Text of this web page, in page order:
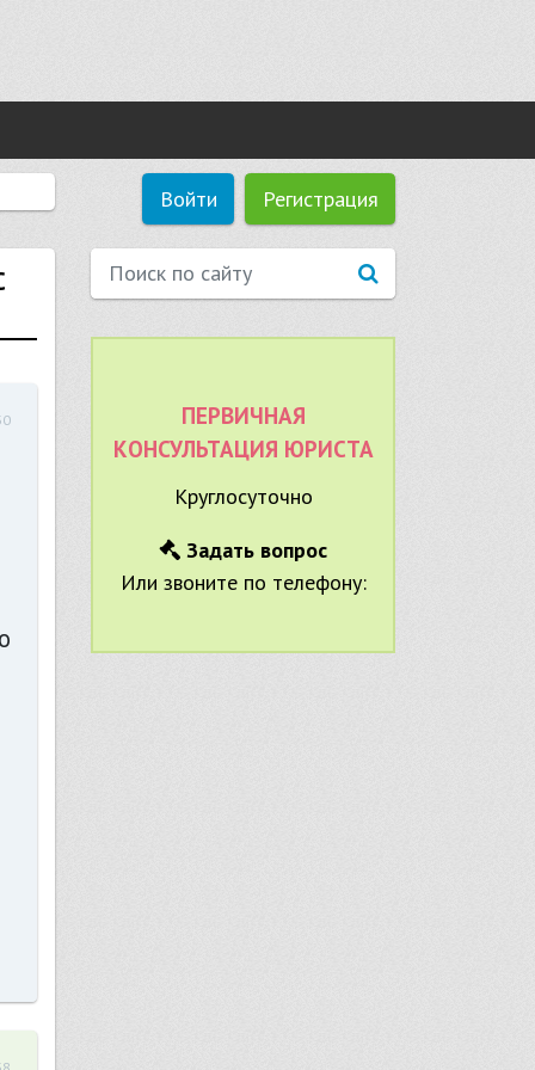
Войти Регистрация
ПЕРВИЧНАЯ
КОНСУЛЬТАЦИЯ ЮРИСТА
Круглосуточно
Задать вопрос
Или звоните по телефону: